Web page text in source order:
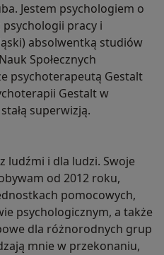
Jestem psychologiem o
pracy i
absolwentką studiów
Społecznych
psychoterapeutą Gestalt
Gestalt w
superwizją.
ludźmi i dla ludzi. Swoje
od 2012 roku,
pomocowych,
psychologicznym, a także
dla różnorodnych grup
mnie w przekonaniu,